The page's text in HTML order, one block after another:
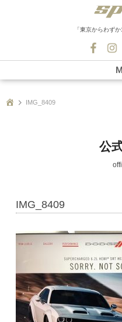
「東京からわず
在
ス
IMG_8409
公
IMG_8409